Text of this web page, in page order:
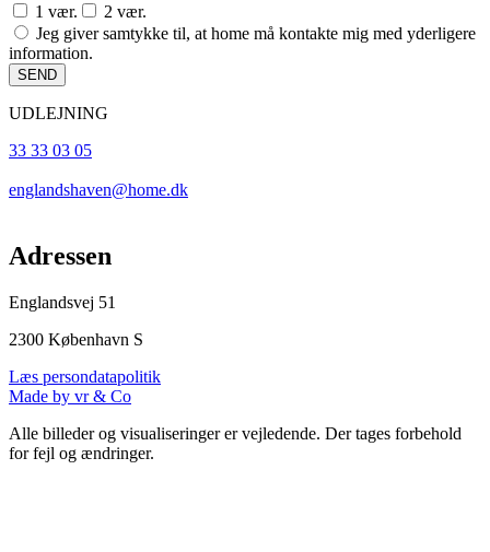
1 vær.
2 vær.
Jeg giver samtykke til, at home må kontakte mig med yderligere
information.
SEND
UDLEJNING
33 33 03 05
englandshaven@home.dk
Adressen
Englandsvej 51
2300 København S
Læs persondatapolitik
Made by vr & Co
Alle billeder og visualiseringer er vejledende. Der tages forbehold
for fejl og ændringer.